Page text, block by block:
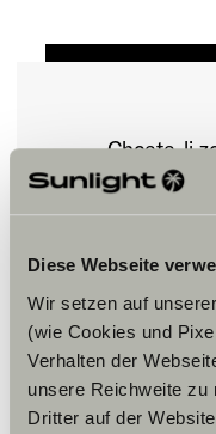
Diese Webseite
Wir setzen auf
(wie Cookies und
Verhalten der
unsere Reichweite zu
Dritter auf der
Chcete-li